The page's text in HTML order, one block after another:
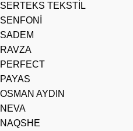
SERTEKS TEKSTİL
SENFONİ
SADEM
RAVZA
PERFECT
PAYAS
OSMAN AYDIN
NEVA
NAQSHE